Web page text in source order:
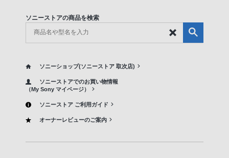
ソニーストアの商品を検索
ソニーショップ(ソニーストア 取次店)
ソニーストアでのお買い物情報
（My Sony マイページ）
ソニーストア ご利用ガイド
オーナーレビューのご案内